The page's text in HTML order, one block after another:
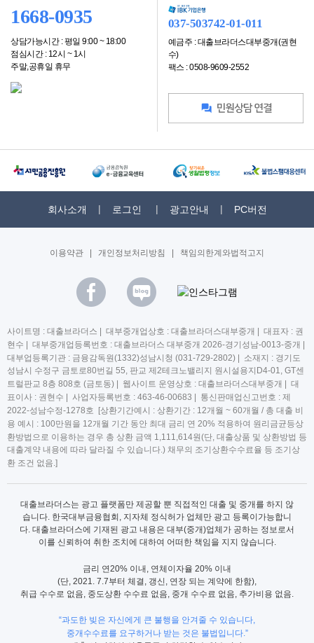
1668-0935
상담가능시간 : 평일 9:00 ~ 18:00
점심시간 : 12시 ~ 1시
주말,공휴일 휴무
037-503742-01-011
예금주 : 대출브라더스대부중개(권현
수)
팩스 : 0508-9609-2552
회사소개 로그인 광고안내 PC버전
이용약관 개인정보처리방침 책임의한계와법적고지
사이트명 : 대출브라더스 | 대부중개업상호 : 대출브라더스대부중개 | 대표자 : 권
현수 | 대부중개업등록번호 : 대출브라더스 대부중개 2026-경기성남-0013-중개 |
대부업등록기관 : 금융감독원(1332)성남시청 (031-729-2802) | 소재지 : 경기도
성남시 수정구 금토로80번길 55, 판교 제2테크노밸리지 원시설용지D4-01, GT센
트럴판교 8층 808호 (금토동) | 웹사이트 운영상호 : 대출브라더스대부중개 | 대
표이사 : 권현수 | 사업자등록번호 : 463-46-00683 | 통신판매업신고번호 : 제
2022-성남수정-1278호 [상환기간예시 : 상환기간 : 12개월 ~ 60개월 / 총 대출 비
용 예시 : 100만원을 12개월 기간 동안 최대 금리 연 20% 적용하여 원리금균등상
환방법으로 이용하는 경우 총 상환 금액 1,111,614원(단, 대출상품 및 상환방법 등
대출계약 내용에 따라 달라질 수 있습니다.) 채무의 조기상환수수료율 등 조기상
환 조건 없음.]
대출브라더스는 광고 플랫폼만 제공할 뿐 직접적인 대출 및 중개를 하지 않
습니다. 한국대부금융협회, 지자체 정식허가 업체만 광고 등록이가능합니
다. 대출브라더스에 기재된 광고 내용은 대부(중개)업체가 공하는 정보로서
이를 신뢰하여 취한 조치에 대하여 어떠한 책임을 지지 않습니다.
금리 연20% 이내, 연체이자율 20% 이내
(단, 2021. 7.7부터 체결, 갱신, 연장 되는 계약에 한함),
취급 수수로 없음, 중도상환 수수료 없음, 중개 수수료 없음, 추가비용 없음.
“과도한 빚은 자신에게 큰 불행을 안겨줄 수 있습니다,
중개수수료를 요구하거나 받는 것은 불법입니다.”